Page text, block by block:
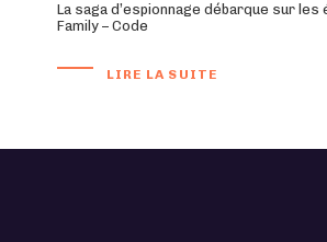
La saga d’espionnage débarque sur
Family – Code
LIRE LA SUITE